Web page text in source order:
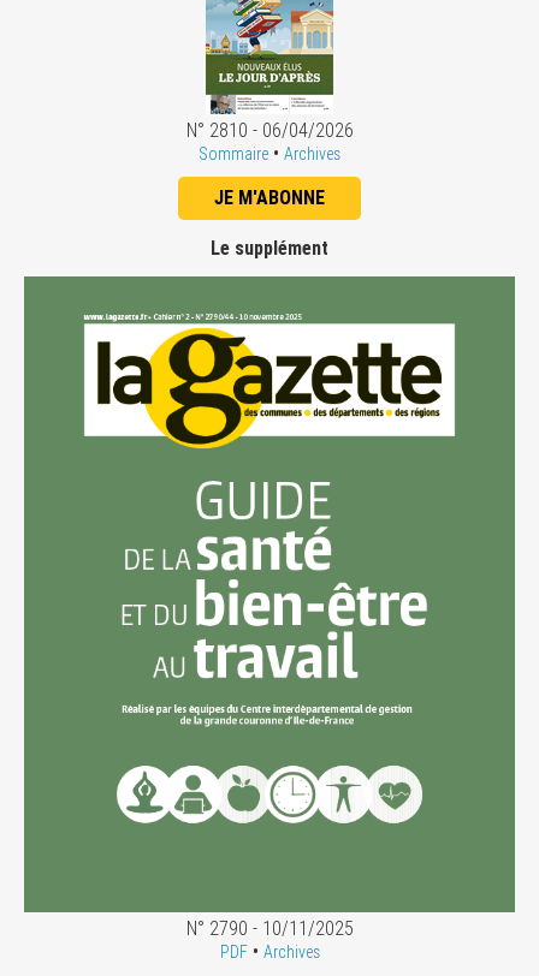
N° 2810 - 06/04/2026
Sommaire • Archives
JE M'ABONNE
Le supplément
N° 2790 - 10/11/2025
PDF• Archives